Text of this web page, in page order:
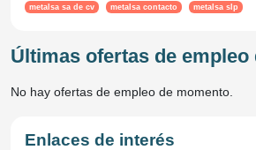
metalsa sa de cv metalsa contacto metalsa slp
Últimas ofertas de empleo
No hay ofertas de empleo de momento.
Enlaces de interés